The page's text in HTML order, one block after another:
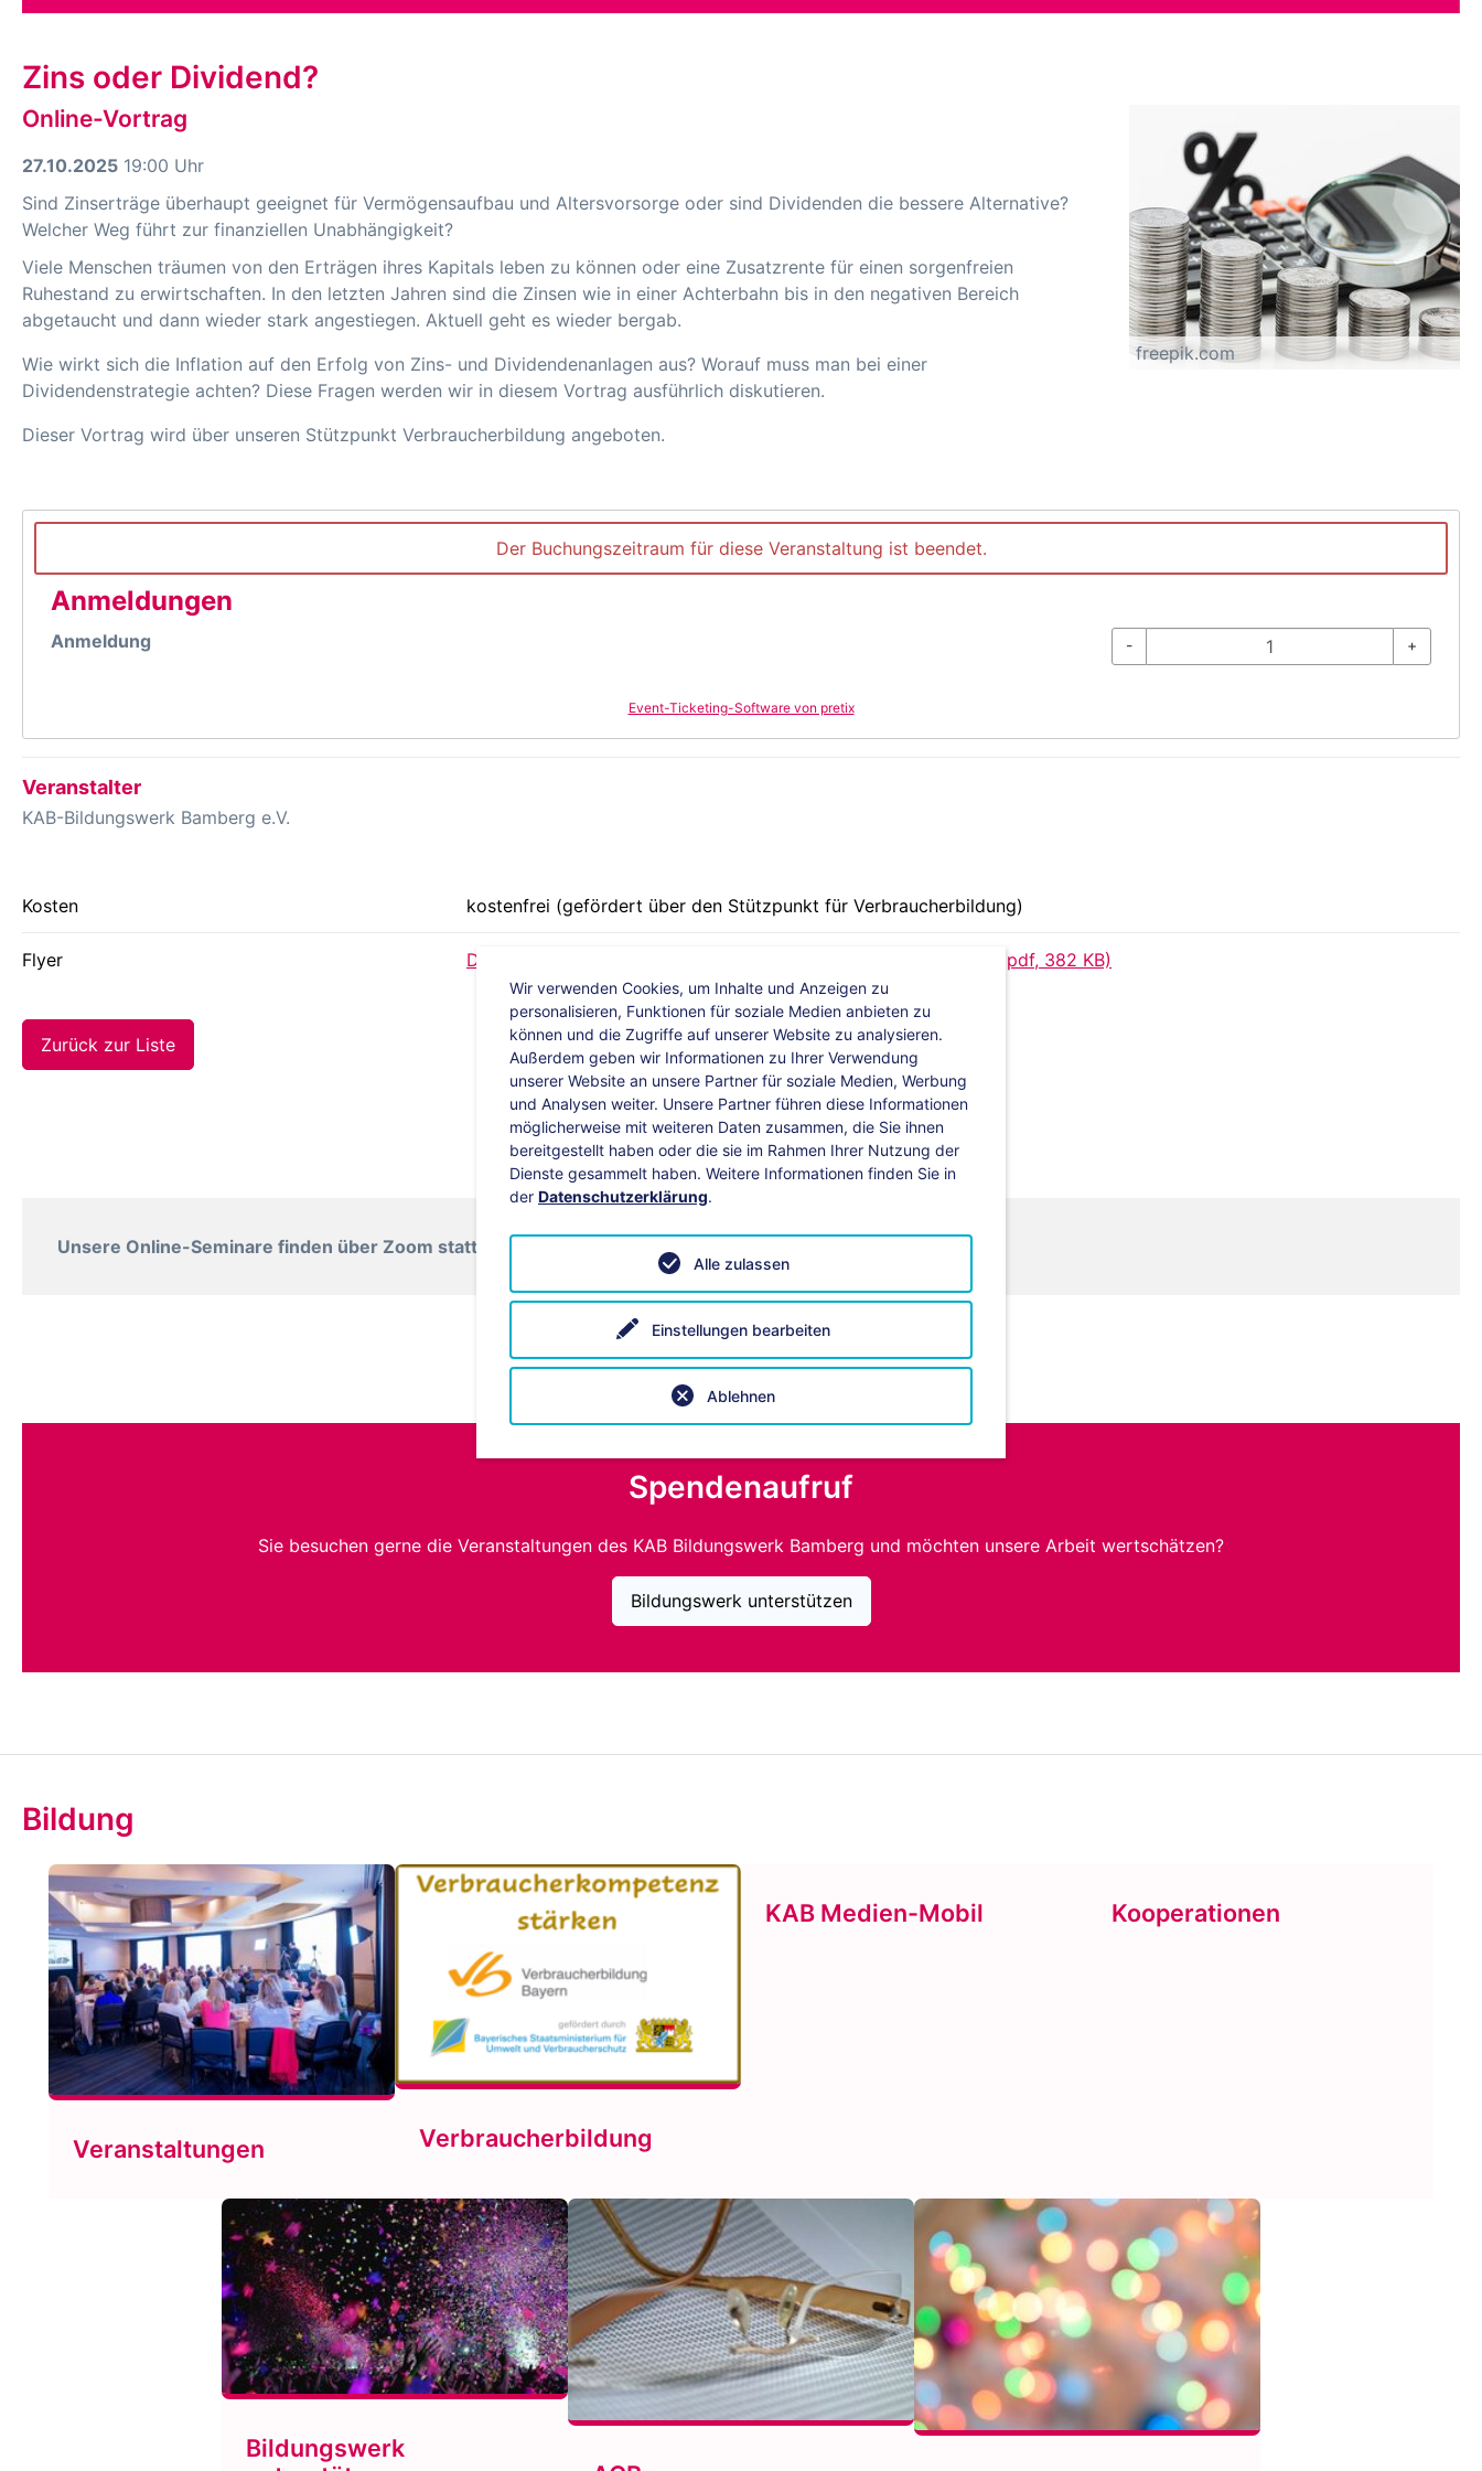
Zins oder Dividend?
freepik.com
Online-Vortrag
27.10.2025 19:00 Uhr
Sind Zinserträge überhaupt geeignet für Vermögensaufbau und Altersvorsorge oder sind Dividenden die bessere Alternative?
Welcher Weg führt zur finanziellen Unabhängigkeit?
Viele Menschen träumen von den Erträgen ihres Kapitals leben zu können oder eine Zusatzrente für einen sorgenfreien
Ruhestand zu erwirtschaften. In den letzten Jahren sind die Zinsen wie in einer Achterbahn bis in den negativen Bereich
abgetaucht und dann wieder stark angestiegen. Aktuell geht es wieder bergab.
Wie wirkt sich die Inflation auf den Erfolg von Zins- und Dividendenanlagen aus? Worauf muss man bei einer
Dividendenstrategie achten? Diese Fragen werden wir in diesem Vortrag ausführlich diskutieren.
Dieser Vortrag wird über unseren Stützpunkt Verbraucherbildung angeboten.
Der Buchungszeitraum für diese Veranstaltung ist beendet.
Anmeldungen
Anmeldung - +
Event-Ticketing-Software von pretix
Veranstalter
KAB-Bildungswerk Bamberg e.V.
Kosten kostenfrei (gefördert über den Stützpunkt für Verbraucherbildung)
Flyer Download - Flyer_Online-Vortrag_Zins-oder-Dividend_27-10-25 (pdf, 382 KB)
Zurück zur Liste
Unsere Online-Seminare finden über Zoom statt. Bei technischen Fragen hilft unsere
Spendenaufruf
Sie besuchen gerne die Veranstaltungen des KAB Bildungswerk Bamberg und möchten unsere Arbeit wertschätzen?
Bildungswerk unterstützen
Bildung
Veranstaltungen Verbraucherbildung
KAB Medien-Mobil Kooperationen
Bildungswerk
Wir verwenden Cookies, um Inhalte und Anzeigen zu
personalisieren, Funktionen für soziale Medien anbieten zu
können und die Zugriffe auf unserer Website zu analysieren.
Außerdem geben wir Informationen zu Ihrer Verwendung
unserer Website an unsere Partner für soziale Medien, Werbung
und Analysen weiter. Unsere Partner führen diese Informationen
möglicherweise mit weiteren Daten zusammen, die Sie ihnen
bereitgestellt haben oder die sie im Rahmen Ihrer Nutzung der
Dienste gesammelt haben. Weitere Informationen finden Sie in
der Datenschutzerklärung.
Einstellungen bearbeiten
Ablehnen
Alle zulassen